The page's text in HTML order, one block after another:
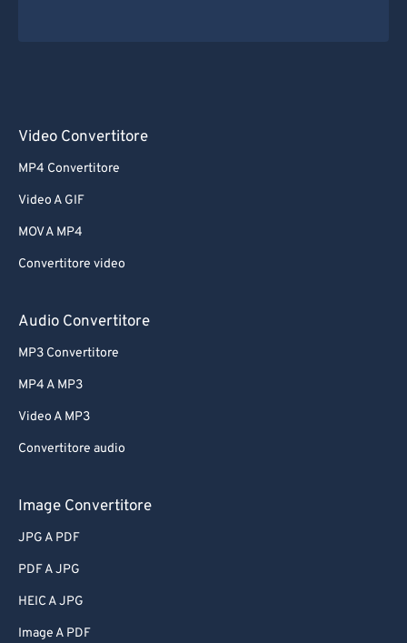
Video Convertitore
MP4 Convertitore
Video A GIF
MOV A MP4
Convertitore video
Audio Convertitore
MP3 Convertitore
MP4 A MP3
Video A MP3
Convertitore audio
Image Convertitore
JPG A PDF
PDF A JPG
HEIC A JPG
Image A PDF